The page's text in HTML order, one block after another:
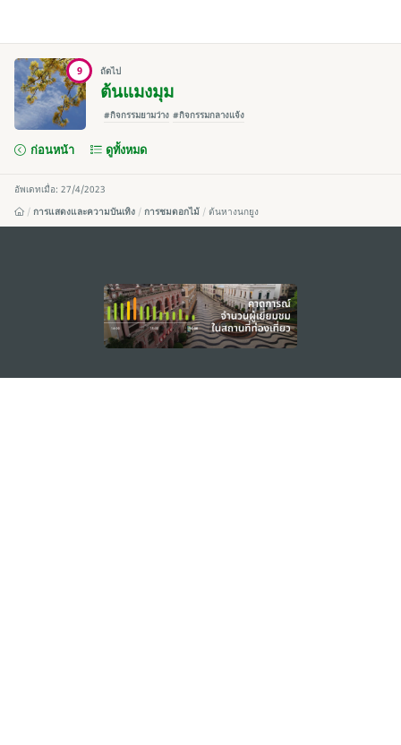
9 ถัดไป
ต้นแมงมุม
#กิจกรรมยามว่าง #กิจกรรมกลางแจ้ง
ก่อนหน้า ดูทั้งหมด
อัพเดทเมื่อ: 27/4/2023
การแสดงและความบันเทิง
การชมดอกไม้ ต้นหางนกยูง
external links